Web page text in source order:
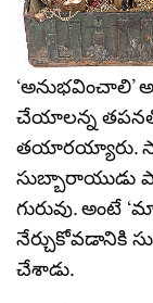
‘అనుభవించాలి’
చేయాలన్న
తయారయ్యారు.
సుబ్బారాయుడు
గురువు. అంటే
నేర్చుకోవడానికి
చేశాడు.